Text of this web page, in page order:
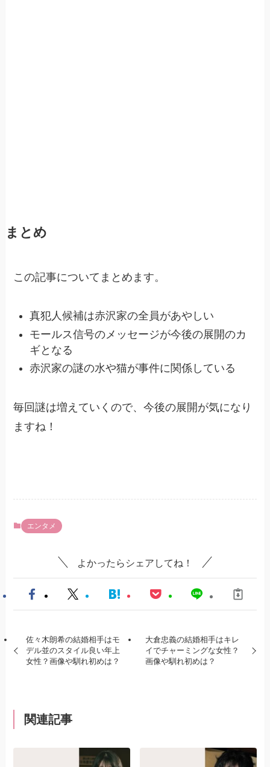
まとめ
この記事についてまとめます。
真犯人候補は赤沢家の全員があやしい
モールス信号のメッセージが今後の展開のカ
ギとなる
赤沢家の謎の水や猫が事件に関係している
毎回謎は増えていくので、今後の展開が気になり
ますね！
エンタメ
よかったらシェアしてね！
佐々木朗希の結婚相手はモ
デル並のスタイル良い年上
女性？画像や馴れ初めは？
大倉忠義の結婚相手はキレ
イでチャーミングな女性？
画像や馴れ初めは？
関連記事